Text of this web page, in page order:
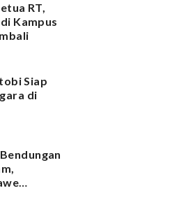
RT,
Kampus
Siap
di